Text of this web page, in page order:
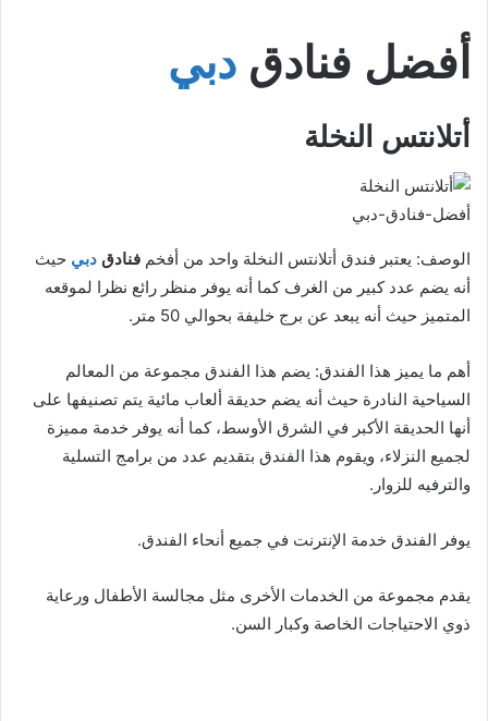
أفضل فنادق دبي
أتلانتس النخلة
أفضل-فنادق-دبي
الوصف: يعتبر فندق أتلانتس النخلة واحد من أفخم فنادق دبي حيث
أنه يضم عدد كبير من الغرف كما أنه يوفر منظر رائع نظرا لموقعه
المتميز حيث أنه يبعد عن برج خليفة بحوالي 50 متر.
أهم ما يميز هذا الفندق: يضم هذا الفندق مجموعة من المعالم
السياحية النادرة حيث أنه يضم حديقة ألعاب مائية يتم تصنيفها على
أنها الحديقة الأكبر في الشرق الأوسط، كما أنه يوفر خدمة مميزة
لجميع النزلاء، ويقوم هذا الفندق بتقديم عدد من برامج التسلية
والترفيه للزوار.
يوفر الفندق خدمة الإنترنت في جميع أنحاء الفندق.
يقدم مجموعة من الخدمات الأخرى مثل مجالسة الأطفال ورعاية
ذوي الاحتياجات الخاصة وكبار السن.